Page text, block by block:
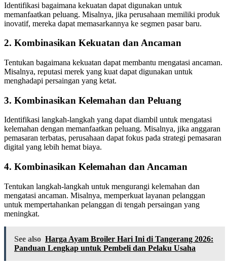
Identifikasi bagaimana kekuatan dapat digunakan untuk
memanfaatkan peluang. Misalnya, jika perusahaan memiliki produk
inovatif, mereka dapat memasarkannya ke segmen pasar baru.
2. Kombinasikan Kekuatan dan Ancaman
Tentukan bagaimana kekuatan dapat membantu mengatasi ancaman.
Misalnya, reputasi merek yang kuat dapat digunakan untuk
menghadapi persaingan yang ketat.
3. Kombinasikan Kelemahan dan Peluang
Identifikasi langkah-langkah yang dapat diambil untuk mengatasi
kelemahan dengan memanfaatkan peluang. Misalnya, jika anggaran
pemasaran terbatas, perusahaan dapat fokus pada strategi pemasaran
digital yang lebih hemat biaya.
4. Kombinasikan Kelemahan dan Ancaman
Tentukan langkah-langkah untuk mengurangi kelemahan dan
mengatasi ancaman. Misalnya, memperkuat layanan pelanggan
untuk mempertahankan pelanggan di tengah persaingan yang
meningkat.
See also Harga Ayam Broiler Hari Ini di Tangerang 2026:
Panduan Lengkap untuk Pembeli dan Pelaku Usaha